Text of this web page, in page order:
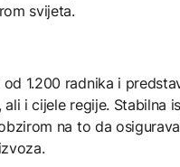
svijeta.
od 1.200 radnika i
i cijele regije. Stabilna
na to da